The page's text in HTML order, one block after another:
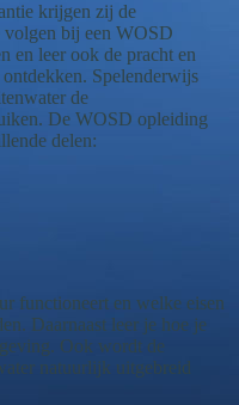
krijgen zij de
bij een WOSD
en leer ook de pracht en
Spelenderwijs
de
De WOSD opleiding
delen:
functioneert en welke eisen
Daarnaast leer je hoe je
Ook wordt de
natuurlijk uitgebreid